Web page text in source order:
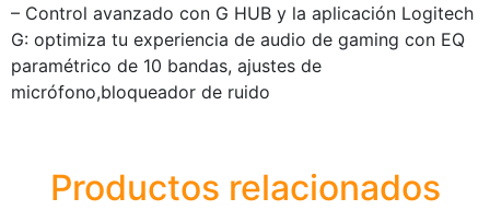
– Control avanzado con G HUB y la aplicación Logitech
G: optimiza tu experiencia de audio de gaming con EQ
paramétrico de 10 bandas, ajustes de
micrófono,bloqueador de ruido
Productos relacionados